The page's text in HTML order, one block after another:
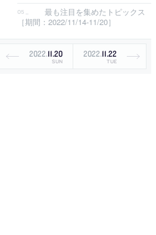
最も注目を集めたトピックス
［期間：2022/11/14-11/20］
2022.11.20
SUN
2022.11.22
TUE